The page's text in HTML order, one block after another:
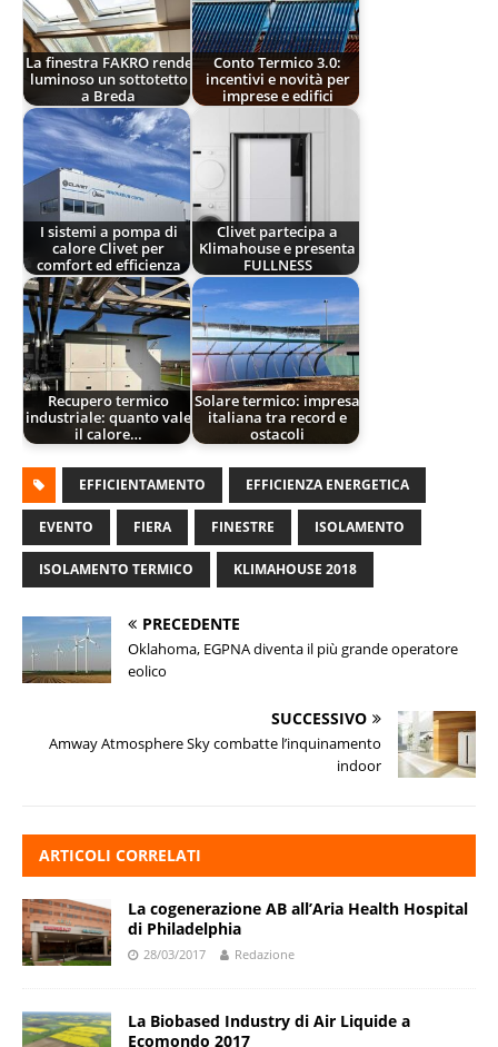
La finestra FAKRO rende
luminoso un sottotetto
a Breda
Conto Termico 3.0:
incentivi e novità per
imprese e edifici
I sistemi a pompa di
calore Clivet per
comfort ed efficienza
Clivet partecipa a
Klimahouse e presenta
FULLNESS
Recupero termico
industriale: quanto vale
il calore…
Solare termico: impresa
italiana tra record e
ostacoli
EFFICIENTAMENTO EFFICIENZA ENERGETICA
EVENTO FIERA FINESTRE ISOLAMENTO
ISOLAMENTO TERMICO KLIMAHOUSE 2018
PRECEDENTE
Oklahoma, EGPNA diventa il più grande operatore
eolico
SUCCESSIVO
Amway Atmosphere Sky combatte l’inquinamento
indoor
ARTICOLI CORRELATI
La cogenerazione AB all’Aria Health Hospital
di Philadelphia
28/03/2017 Redazione
La Biobased Industry di Air Liquide a
Ecomondo 2017